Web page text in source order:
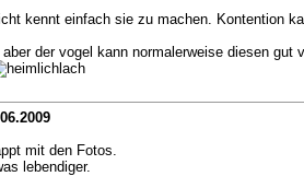
kennt einfach sie zu machen. Kontention
der vogel kann normalerweise diesen gut
mit den Fotos.
lebendiger.